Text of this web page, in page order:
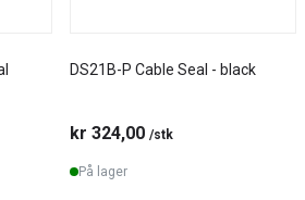
DS21B-P Cable Seal - black
kr 324,00 /stk
På lager